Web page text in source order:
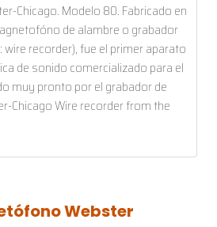
Chicago. Modelo 80. Fabricado en
de alambre o grabador
wire recorder), fue el primer aparato
de sonido comercializado para el
muy pronto por el grabador de
Chicago Wire recorder from the
Webster